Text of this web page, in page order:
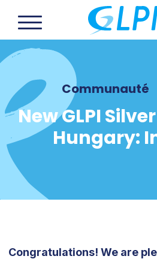
Communauté
New GLPI
Hungary:
Congratulations! We are